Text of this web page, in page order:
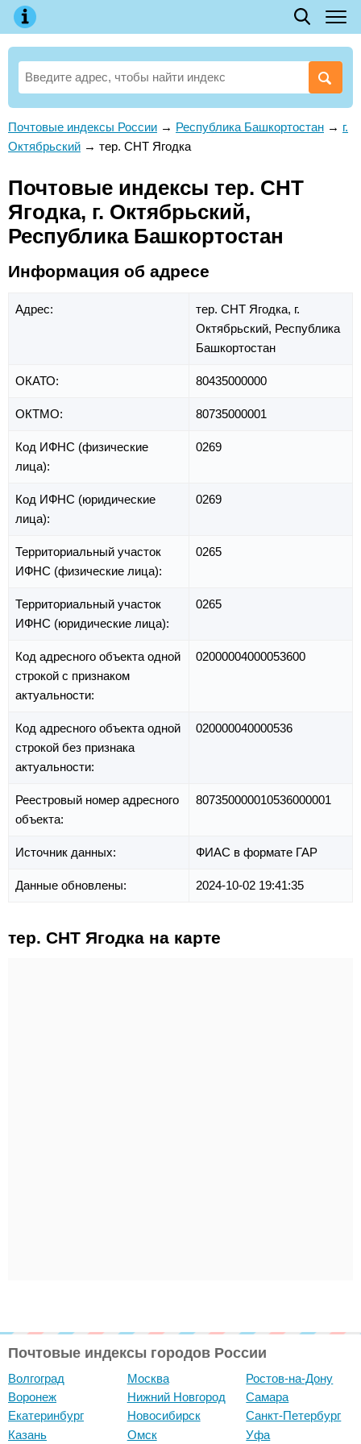
Почтовые индексы России → Республика Башкортостан → г.
Октябрьский → тер. СНТ Ягодка
Почтовые индексы тер. СНТ
Ягодка, г. Октябрьский,
Республика Башкортостан
Информация об адресе
Адрес: тер. СНТ Ягодка, г.
Октябрьский, Республика
Башкортостан
ОКАТО: 80435000000
ОКТМО: 80735000001
Код ИФНС (физические
лица):
0269
Код ИФНС (юридические
лица):
0269
Территориальный участок
ИФНС (физические лица):
0265
Территориальный участок
ИФНС (юридические лица):
0265
Код адресного объекта одной
строкой с признаком
актуальности:
02000004000053600
Код адресного объекта одной
строкой без признака
актуальности:
020000040000536
Реестровый номер адресного
объекта:
807350000010536000001
Источник данных: ФИАС в формате ГАР
Данные обновлены: 2024-10-02 19:41:35
тер. СНТ Ягодка на карте
Почтовые индексы городов России
Волгоград
Воронеж
Екатеринбург
Казань
Москва
Нижний Новгород
Новосибирск
Омск
Ростов-на-Дону
Самара
Санкт-Петербург
Уфа